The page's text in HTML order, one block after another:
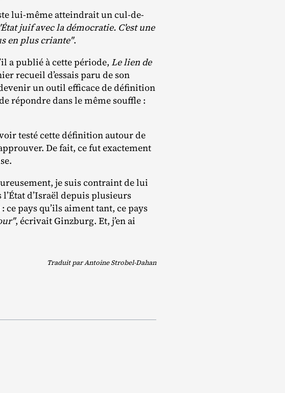
lui‐​même atteindrait un cul‐​de‐​
juif avec la démocratie. C'est une
en plus criante".
a publié à cette période, Le lien de
recueil d’essais paru de son
un outil efficace de définition
répondre dans le même souffle :
testé cette définition autour de
De fait, ce fut exactement
je suis contraint de lui
d’Israël depuis plusieurs
ce pays qu’ils aiment tant, ce pays
, écrivait Ginzburg. Et, j’en ai
Traduit par Antoine Strobel-Dahan